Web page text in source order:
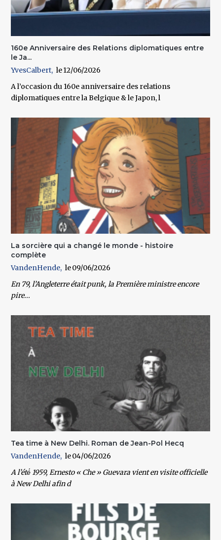
160e Anniversaire des Relations diplomatiques entre
le Ja...
YvesCalbert
12/06/2026
A l’occasion du 160e anniversaire des relations
diplomatiques entre la Belgique & le Japon, l
La sorcière qui a changé le monde - histoire
complète
VandenHende
09/06/2026
En 79, l’Angleterre était punk, la Première ministre encore
pire...
Tea time à New Delhi. Roman de Jean-Pol Hecq
VandenHende
04/06/2026
A l’été́ 1959, Ernesto « Che » Guevara vient en visite officielle
à New Delhi afin d